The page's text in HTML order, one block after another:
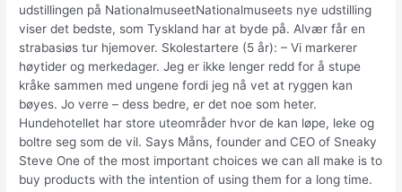
udstillingen på NationalmuseetNationalmuseets nye udstilling
viser det bedste, som Tyskland har at byde på. Alvær får en
strabasiøs tur hjemover. Skolestartere (5 år): – Vi markerer
høytider og merkedager. Jeg er ikke lenger redd for å stupe
kråke sammen med ungene fordi jeg nå vet at ryggen kan
bøyes. Jo verre – dess bedre, er det noe som heter.
Hundehotellet har store uteområder hvor de kan løpe, leke og
boltre seg som de vil. Says Måns, founder and CEO of Sneaky
Steve One of the most important choices we can all make is to
buy products with the intention of using them for a long time.